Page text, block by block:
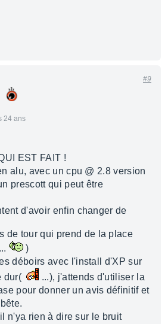
24 ans
#9
EST FAIT !
alu, avec un cpu @ 2.8 version
prescott qui peut être
d'avoir enfin changer de
de tour qui prend de la place
)
déboirs avec l'install d'XP sur
dur(
...), j'attends d'utiliser la
pour donner un avis définitif et
n'ya rien à dire sur le bruit